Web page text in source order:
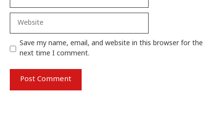
Website
Save my name, email, and website in this browser for the
next time I comment.